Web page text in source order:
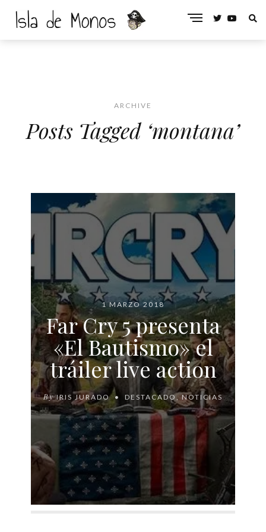
ARCHIVE
Posts Tagged ‘montana’
1 MARZO 2018
Far Cry 5 presenta
«El Bautismo» el
tráiler live action
By IRIS JURADO DESTACADO,NOTICIAS